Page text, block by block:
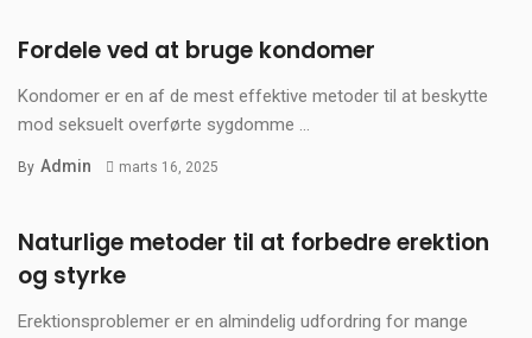
Fordele ved at bruge kondomer
Kondomer er en af de mest effektive metoder til at beskytte
mod seksuelt overførte sygdomme ...
By Admin marts 16, 2025
Naturlige metoder til at forbedre erektion
og styrke
Erektionsproblemer er en almindelig udfordring for mange